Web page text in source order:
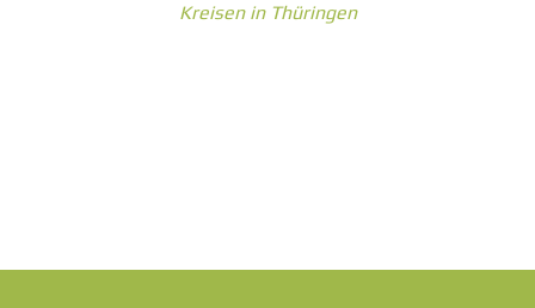
Kreisen in Thüringen